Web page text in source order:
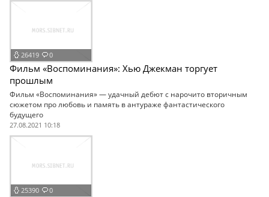
26419 0
Фильм «Воспоминания»: Хью Джекман торгует
прошлым
Фильм «Воспоминания» — удачный дебют с нарочито вторичным
сюжетом про любовь и память в антураже фантастического
будущего
27.08.2021 10:18
25390 0